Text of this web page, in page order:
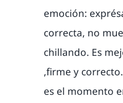
emoción:
correcta, no
chillando. Es
,firme y
es el momento